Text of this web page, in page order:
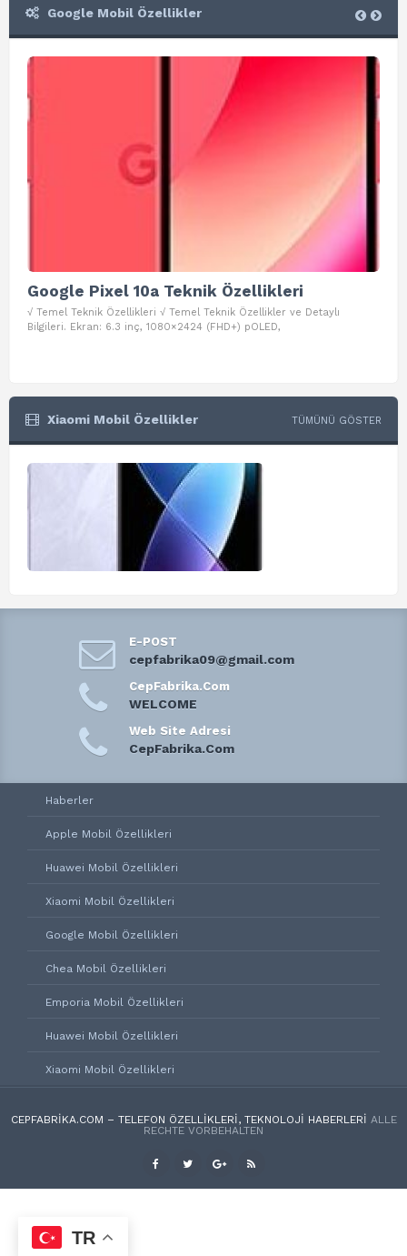
Google Mobil Özellikler
Google Pixel 10a Teknik Özellikleri
√ Temel Teknik Özellikleri √ Temel Teknik Özellikler ve Detaylı
Bilgileri. Ekran: 6.3 inç, 1080×2424 (FHD+) pOLED,
Xiaomi Mobil Özellikler TÜMÜNÜ GÖSTER
E-POST
cepfabrika09@gmail.com
CepFabrika.Com
WELCOME
Web Site Adresi
CepFabrika.Com
Haberler
Apple Mobil Özellikleri
Huawei Mobil Özellikleri
Xiaomi Mobil Özellikleri
Google Mobil Özellikleri
Chea Mobil Özellikleri
Emporia Mobil Özellikleri
Huawei Mobil Özellikleri
Xiaomi Mobil Özellikleri
CEPFABRIKA.COM – TELEFON ÖZELLIKLERI, TEKNOLOJI HABERLERI ALLE
RECHTE VORBEHALTEN
TR